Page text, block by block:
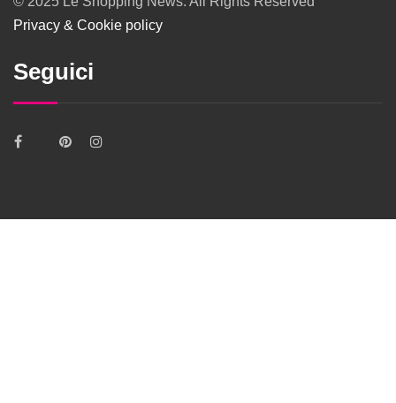
Privacy & Cookie policy
Seguici